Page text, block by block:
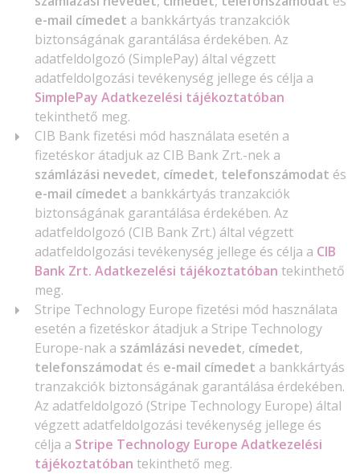
e-mail címedet a bankkártyás tranzakciók
biztonságának garantálása érdekében. Az
adatfeldolgozó (SimplePay) által végzett
adatfeldolgozási tevékenység jellege és célja a
SimplePay Adatkezelési tájékoztatóban
tekinthető meg.
CIB Bank fizetési mód használata esetén a
fizetéskor átadjuk az CIB Bank Zrt.-nek a
számlázási nevedet, címedet, telefonszámodat és
e-mail címedet a bankkártyás tranzakciók
biztonságának garantálása érdekében. Az
adatfeldolgozó (CIB Bank Zrt.) által végzett
adatfeldolgozási tevékenység jellege és célja a CIB
Bank Zrt. Adatkezelési tájékoztatóban tekinthető
meg.
Stripe Technology Europe fizetési mód használata
esetén a fizetéskor átadjuk a Stripe Technology
Europe-nak a számlázási nevedet, címedet,
telefonszámodat és e-mail címedet a bankkártyás
tranzakciók biztonságának garantálása érdekében.
Az adatfeldolgozó (Stripe Technology Europe) által
végzett adatfeldolgozási tevékenység jellege és
célja a Stripe Technology Europe Adatkezelési
tájékoztatóban tekinthető meg.